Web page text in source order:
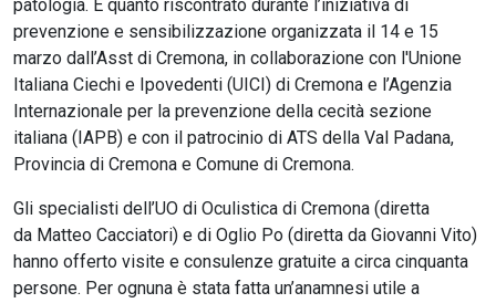
patologia. È quanto riscontrato durante l’iniziativa di
prevenzione e sensibilizzazione organizzata il 14 e 15
marzo dall’Asst di Cremona, in collaborazione con l'Unione
Italiana Ciechi e Ipovedenti (UICI) di Cremona e l’Agenzia
Internazionale per la prevenzione della cecità sezione
italiana (IAPB) e con il patrocinio di ATS della Val Padana,
Provincia di Cremona e Comune di Cremona.
Gli specialisti dell’UO di Oculistica di Cremona (diretta
da Matteo Cacciatori) e di Oglio Po (diretta da Giovanni Vito)
hanno offerto visite e consulenze gratuite a circa cinquanta
persone. Per ognuna è stata fatta un’anamnesi utile a